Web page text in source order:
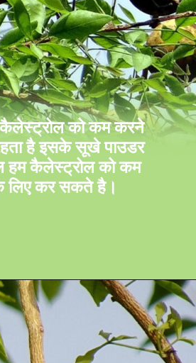
को कम करने
है इसके सूखे पाउडर
हम कैलेस्ट्रोल को कम
लिए कर सकते है।